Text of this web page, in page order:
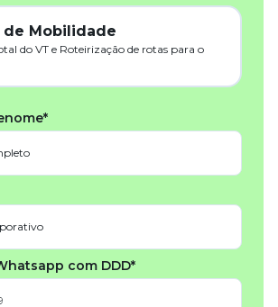
de Mobilidade
do VT e Roteirização de rotas para o
com DDD*